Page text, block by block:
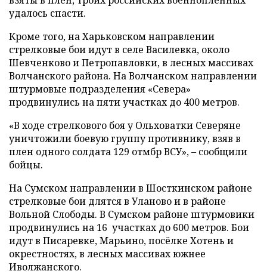
удалось спасти.
Кроме того, на Харьковском направлении
стрелковые бои идут в селе Василевка, около
Шевченково и Петропавловки, в лесных массивах
Волчанского района. На Волчанском направлении
штурмовые подразделения «Севера»
продвинулись на пяти участках до 400 метров.
«В ходе стрелкового боя у Ольховатки Северяне
уничтожили боевую группу противнику, взяв в
плен одного солдата 129 отмбр ВСУ», – сообщили
бойцы.
На Сумском направлении в Шосткинском районе
стрелковые бои длятся в Уланово и в районе
Вольной Слободы. В Сумском районе штурмовики
продвинулись на 16 участках до 600 метров. Бои
идут в Писаревке, Марьино, посёлке Хотень и
окрестностях, в лесных массивах южнее
Иволжанского.